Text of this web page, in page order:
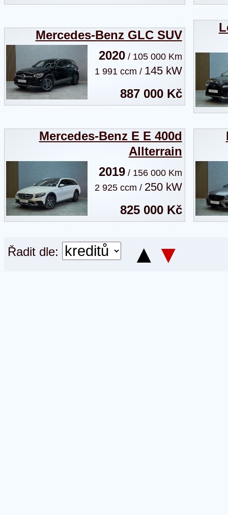
Mercedes-Benz GLC SUV
2020/ 105 000 Km
1 991 ccm / 145 kW
887 000 Kč
Mercedes-Benz E E 400d
Allterrain
2019/ 156 000 Km
2 925 ccm / 250 kW
825 000 Kč
Řadit dle: ▲ ▼